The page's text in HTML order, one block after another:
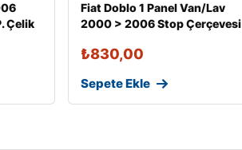
Çelik
Fiat Doblo 1 Panel Van/Lav
2000 > 2006 Stop Çerçevesi
₺830,00
Sepete Ekle